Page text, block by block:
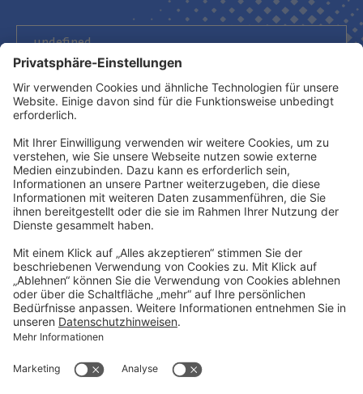
Newsletter abonnieren
Kontakt